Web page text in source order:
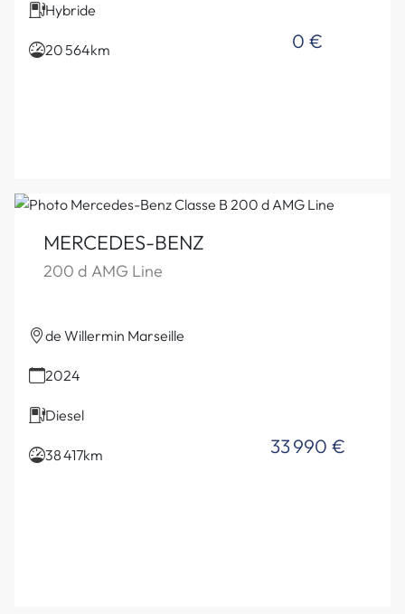
Hybride
20 564km 0 €
MERCEDES-BENZ
200 d AMG Line
de Willermin Marseille
2024
Diesel
38 417km 33 990 €